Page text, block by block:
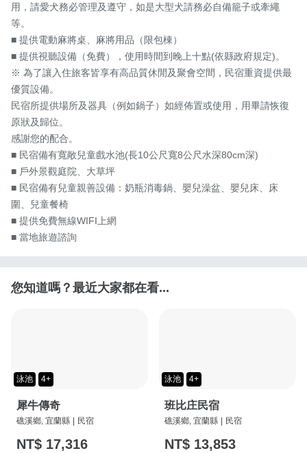
用，請愛犬務必管理及遵守，如是大型犬請務必自備籠子或牽繩
等。
■ 提供電動麻將桌、麻將用品（限包棟）
■ 提供視聽設備（免費），使用時間到晚上十點(依縣政府規定)。
※ 為了讓入住旅客皆享有高品質休閒及聚會空間，民宿重資提供最
優質設備。
民宿所提供場所及器具（例如鍋子）如經佈置或使用，用畢請恢復
原狀及歸位。
感謝您的配合。
■ 民宿備有寬敞兒童戲水池(長10公尺寬8公尺水深80cm深)
■ 戶外景觀庭院、大草坪
■ 民宿備有兒童親善設備：奶瓶消毒鍋、嬰兒澡盆、嬰兒床、床
圍、兒童餐椅
■ 提供免費無線WIFI上網
■ 當地旅遊諮詢
您知道嗎？最近大家都在看...
泳池 4+
犀牛傳奇
礁溪鄉, 宜蘭縣 民宿
NT$ 17,316
泳池 4+
班比庄民宿
礁溪鄉, 宜蘭縣 民宿
NT$ 13,853